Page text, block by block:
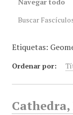
Buscar
Etiquetas:
Ordenar por: